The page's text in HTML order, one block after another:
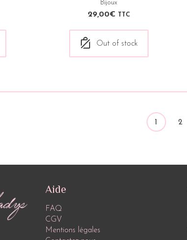
Bijoux
29,00€ TTC
Out of stock
1 2
Aide
FAQ
CGV
Mentions légales